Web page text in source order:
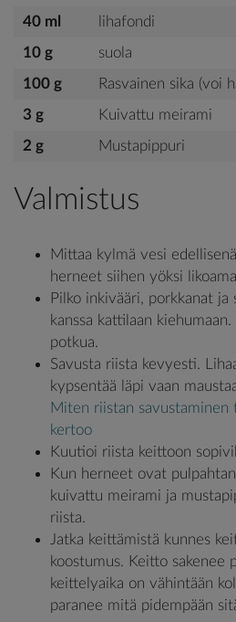
40 ml
lihafondi
10 g
suola
100 g
Rasvainen sika (voi
3 g
Kuivattu meirami
2 g
Mustapippuri
Valmistus
Mittaa kylmä vesi
herneet siihen yöksi
Pilko inkivääri, porkkanat ja
kanssa kattilaan
potkua.
Savusta riista kevyesti.
kypsentää läpi vaan
Miten riistan savustaminen
kertoo
Kuutioi riista keittoon
Kun herneet ovat
kuivattu meirami ja
riista.
Jatka keittämistä kunnes
koostumus. Keitto sakenee
keittelyaika on vähintään
paranee mitä pidempään